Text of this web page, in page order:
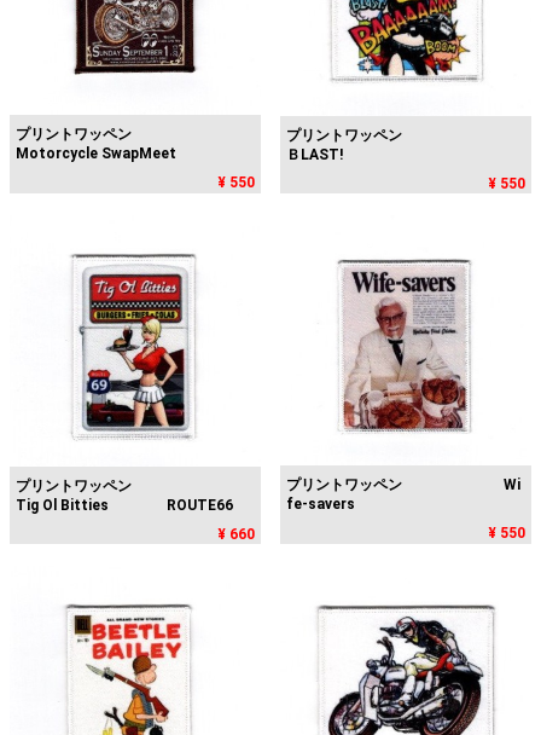
プリントワッペン
Motorcycle SwapMeet
¥ 550
プリントワッペン
ＢLAST!
¥ 550
プリントワッペン
Tig Ol Bitties ROUTE66
¥ 660
プリントワッペン Wi
fe-savers
¥ 550